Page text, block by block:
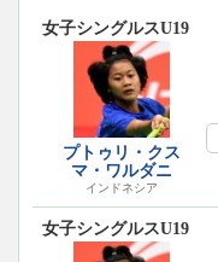
女子シングルスU19
プトゥリ・クス
マ・ワルダニ
インドネシア
女子シングルスU19